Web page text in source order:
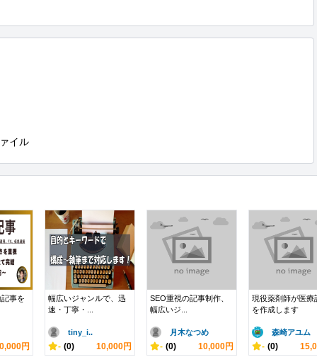
イル
事を
円
幅広いジャンルで、迅
速・丁寧・...
tiny_i..
- (0) 10,000円
SEO重視の記事制作、
幅広いジ...
月木なつめ
- (0) 10,000円
現役薬剤師が医療
を作成します
森崎アユム
- (0)